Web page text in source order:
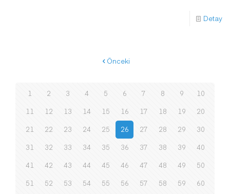
Detay
Önceki
1 2 3 4 5 6 7 8 9
10
11
12 13 14 15 16 17 18 19
20
21
22 23 24 25 26 27 28 29
30
31
32 33 34 35 36 37 38 39
40
41
42 43 44 45 46 47 48 49
50
51
52 53 54 55 56 57 58 59
60